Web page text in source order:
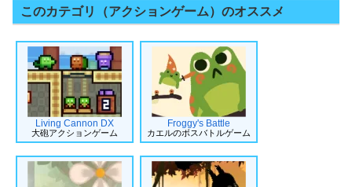
このカテゴリ（アクションゲーム）のオススメ
Living Cannon DX
大砲アクションゲーム
Froggy's Battle
カエルのボスバトルゲーム